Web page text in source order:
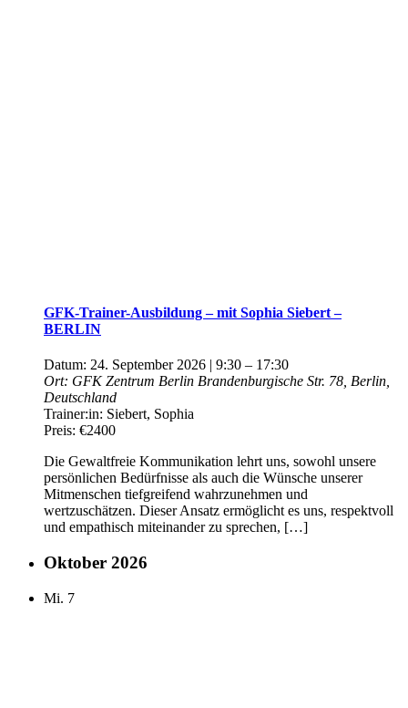
GFK-Trainer-Ausbildung – mit Sophia Siebert –
BERLIN
Datum: 24. September 2026 | 9:30 – 17:30
Ort: GFK Zentrum Berlin Brandenburgische Str. 78, Berlin,
Deutschland
Trainer:in: Siebert, Sophia
Preis: €2400
Die Gewaltfreie Kommunikation lehrt uns, sowohl unsere
persönlichen Bedürfnisse als auch die Wünsche unserer
Mitmenschen tiefgreifend wahrzunehmen und
wertzuschätzen. Dieser Ansatz ermöglicht es uns, respektvoll
und empathisch miteinander zu sprechen, […]
Oktober 2026
Mi. 7